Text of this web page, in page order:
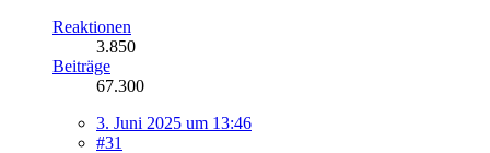
Reaktionen
3.850
Beiträge
67.300
3. Juni 2025 um 13:46
#31